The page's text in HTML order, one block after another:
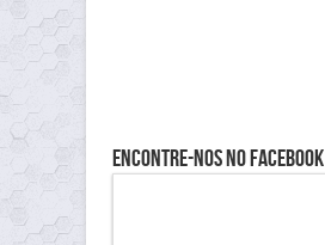
Encontre-nos no Facebook